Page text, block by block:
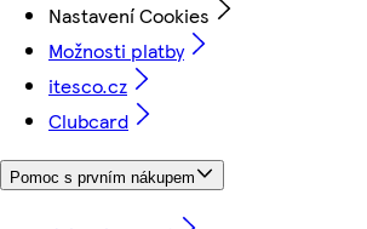
Nastavení Cookies
Možnosti platby
itesco.cz
Clubcard
Pomoc s prvním nákupem